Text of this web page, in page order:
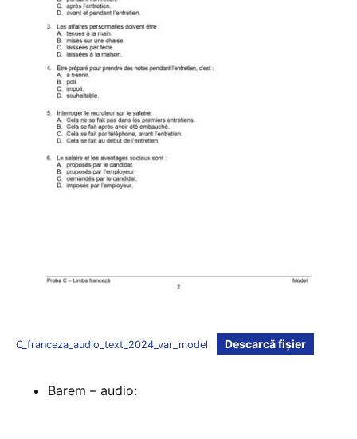
C_franceza_audio_text_2024_var_model Descarcă fișier
Barem – audio: